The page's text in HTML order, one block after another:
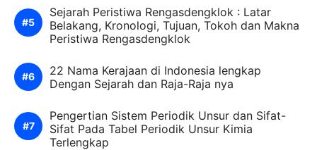
Sejarah Peristiwa Rengasdengklok : Latar
Belakang, Kronologi, Tujuan, Tokoh dan Makna
Peristiwa Rengasdengklok
22 Nama Kerajaan di Indonesia lengkap
Dengan Sejarah dan Raja-Raja nya
Pengertian Sistem Periodik Unsur dan Sifat-
Sifat Pada Tabel Periodik Unsur Kimia
Terlengkap